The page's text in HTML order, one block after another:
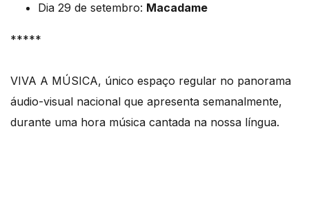
Dia 29 de setembro: Macadame
*****
VIVA A MÚSICA, único espaço regular no panorama
áudio-visual nacional que apresenta semanalmente,
durante uma hora música cantada na nossa língua.